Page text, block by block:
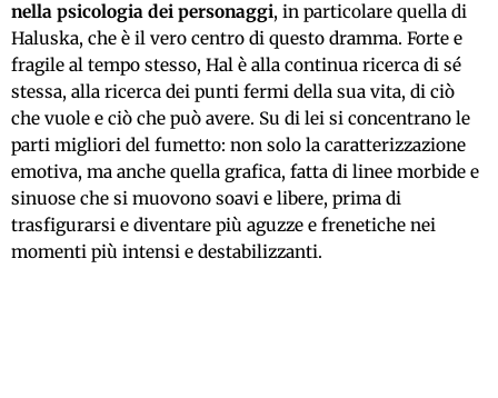
nella psicologia dei personaggi, in particolare quella di
Haluska, che è il vero centro di questo dramma. Forte e
fragile al tempo stesso, Hal è alla continua ricerca di sé
stessa, alla ricerca dei punti fermi della sua vita, di ciò
che vuole e ciò che può avere. Su di lei si concentrano le
parti migliori del fumetto: non solo la caratterizzazione
emotiva, ma anche quella grafica, fatta di linee morbide e
sinuose che si muovono soavi e libere, prima di
trasfigurarsi e diventare più aguzze e frenetiche nei
momenti più intensi e destabilizzanti.